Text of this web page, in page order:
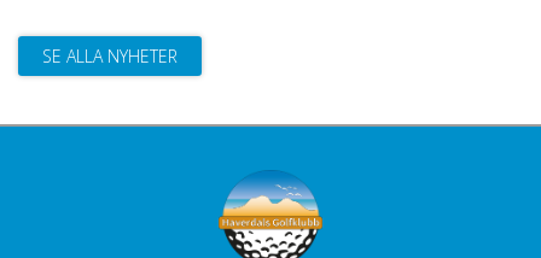
SE ALLA NYHETER